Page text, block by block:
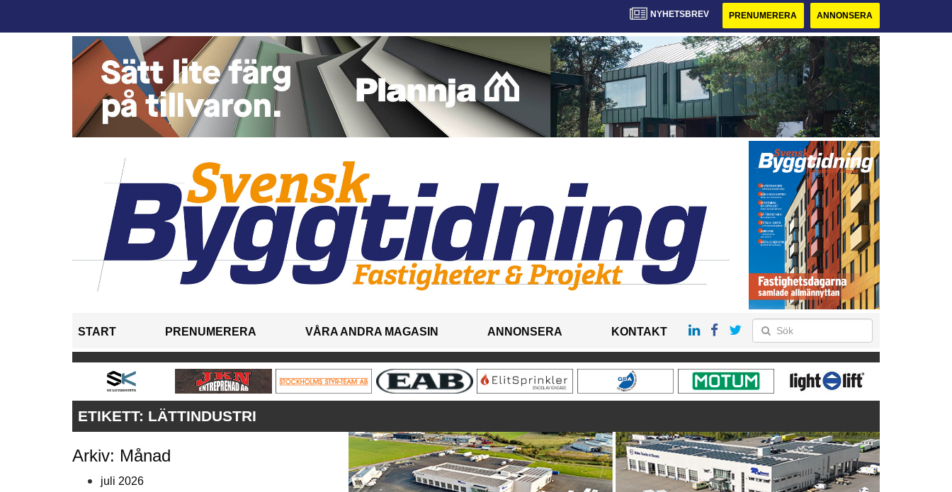
NYHETSBREV PRENUMERERA ANNONSERA
START PRENUMERERA VÅRA ANDRA MAGASIN ANNONSERA KONTAKT
ETIKETT: LÄTTINDUSTRI
Arkiv: Månad
juli 2026